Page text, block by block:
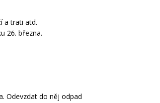
a trati atd.
26. března.
Odevzdat do něj odpad